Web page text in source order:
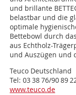
und brillante
belastbar und die
optimale
Bettebowl durch
aus Echtholz-
und Auszügen und
Teuco Deutschland
Tel: 03 38 76/90 89
www.teuco.de